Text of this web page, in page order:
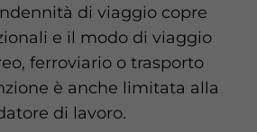
di viaggio copre
e il modo di viaggio
ferroviario o trasporto
è anche limitata alla
di lavoro.